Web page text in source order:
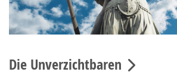
Die Unverzichtbaren